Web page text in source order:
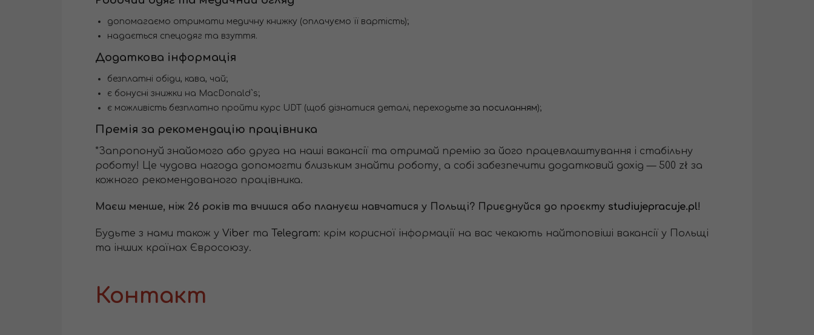
допомагаємо отримати медичну книжку (оплачуємо її вартість);
надається спецодяг та взуття.
Додаткова інформація
безплатні обіди, кава, чай;
є бонусні знижки на MacDonald`s;
є можливість безплатно пройти курс UDT (щоб дізнатися деталі, переходьте за посиланням);
Премія за рекомендацію працівника
*Запропонуй знайомого або друга на наші вакансії та отримай премію за його працевлаштування і стабільну
роботу! Це чудова нагода допомогти близьким знайти роботу, а собі забезпечити додатковий дохід — 500 zł за
кожного рекомендованого працівника.
Маєш менше, ніж 26 років та вчишся або плануєш навчатися у Польщі? Приєднуйся до проєкту studiujepracuje.pl!
Будьте з нами також у Viber та Telegram: крім корисної інформації на вас чекають найтоповіші вакансії у Польщі
та інших країнах Євросоюзу.
Контакт